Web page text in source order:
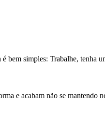
bem simples: Trabalhe, tenha
e acabam não se mantendo